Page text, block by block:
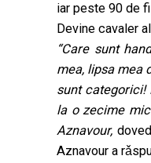
iar peste 90 de
Devine cavaler
“Care sunt
mea, lipsa mea
sunt categorici!
lao zecime
Aznavour,
Aznavour a